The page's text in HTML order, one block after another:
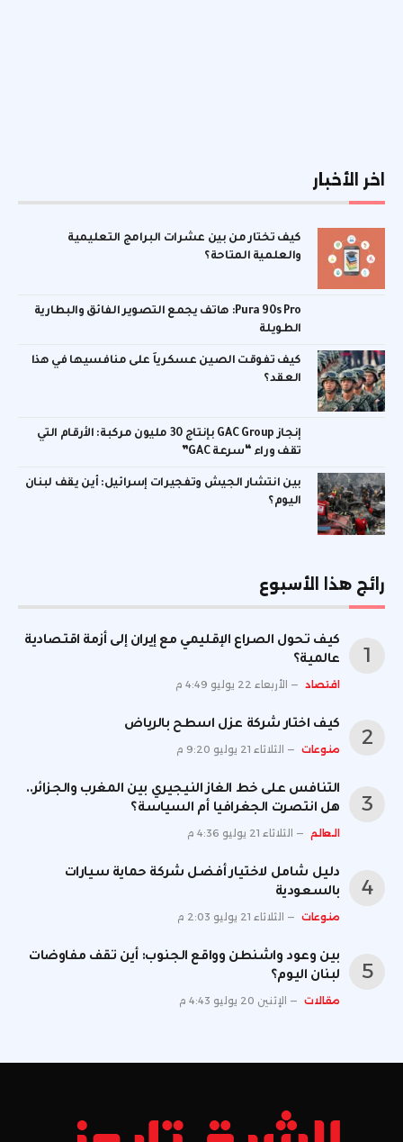
اخر الأخبار
كيف تختار من بين عشرات البرامج التعليمية
والعلمية المتاحة؟
Pura 90s Pro: هاتف يجمع التصوير الفائق والبطارية
الطويلة
كيف تفوقت الصين عسكرياً على منافسيها في هذا
العقد؟
إنجاز GAC Group بإنتاج 30 مليون مركبة: الأرقام التي
تقف وراء “سرعة GAC”
بين انتشار الجيش وتفجيرات إسرائيل: أين يقف لبنان
اليوم؟
رائج هذا الأسبوع
كيف تحول الصراع الإقليمي مع إيران إلى أزمة اقتصادية
عالمية؟
اقتصاد الأربعاء 22 يوليو 4:49 م
كيف اختار شركة عزل اسطح بالرياض
منوعات الثلاثاء 21 يوليو 9:20 م
التنافس على خط الغاز النيجيري بين المغرب والجزائر..
هل انتصرت الجغرافيا أم السياسة؟
العالم الثلاثاء 21 يوليو 4:36 م
دليل شامل لاختيار أفضل شركة حماية سيارات
بالسعودية
منوعات الثلاثاء 21 يوليو 2:03 م
بين وعود واشنطن وواقع الجنوب: أين تقف مفاوضات
لبنان اليوم؟
مقالات الإثنين 20 يوليو 4:43 م